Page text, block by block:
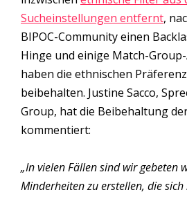
Sucheinstellungen entfernt,
BIPOC-Community einen
Hinge und einige Match-
haben die ethnischen
beibehalten. Justine Sacco,
Group, hat die Beibehaltung
kommentiert:
„In vielen Fällen sind wir gebeten
Minderheiten zu erstellen, die